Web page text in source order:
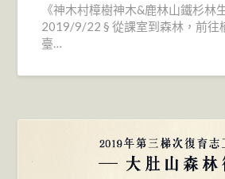
《神木村樟樹神木&鹿林山鐵杉林
2019/9/22 § 從課室到森林，前往
臺…